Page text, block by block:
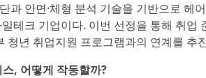
과 안면·체형 분석 기술을 기반으로
테크 기업이다. 이번 선정을 통해 취
청년 취업지원 프로그램과의 연계를 추
, 어떻게 작동할까?